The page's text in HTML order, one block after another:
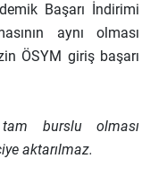
Başarı İndirimi
aynı olması
ÖSYM giriş başarı
burslu olması
aktarılmaz.